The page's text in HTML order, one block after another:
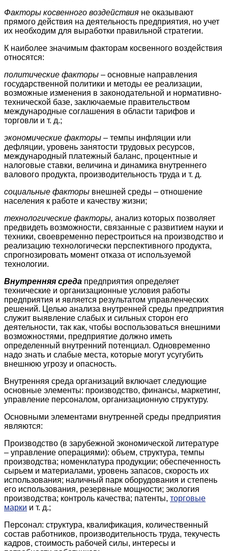
Факторы косвенного воздействия не оказывают
прямого действия на деятельность предприятия, но учет
их необходим для выработки правильной стратегии.
К наиболее значимым факторам косвенного воздействия
относятся:
политические факторы – основные направления
государственной политики и методы ее реализации,
возможные изменения в законодательной и нормативно-
технической базе, заключаемые правительством
международные соглашения в области тарифов и
торговли и т. д.;
экономические факторы – темпы инфляции или
дефляции, уровень занятости трудовых ресурсов,
международный платежный баланс, процентные и
налоговые ставки, величина и динамика внутреннего
валового продукта, производительность труда и т. д.
социальные факторы внешней среды – отношение
населения к работе и качеству жизни;
технологические факторы, анализ которых позволяет
предвидеть возможности, связанные с развитием науки и
техники, своевременно перестроиться на производство и
реализацию технологически перспективного продукта,
спрогнозировать момент отказа от используемой
технологии.
Внутренняя среда предприятия определяет
технические и организационные условия работы
предприятия и является результатом управленческих
решений. Целью анализа внутренней среды предприятия
служит выявление слабых и сильных сторон его
деятельности, так как, чтобы воспользоваться внешними
возможностями, предприятие должно иметь
определенный внутренний потенциал. Одновременно
надо знать и слабые места, которые могут усугубить
внешнюю угрозу и опасность.
Внутренняя среда организаций включает следующие
основные элементы: производство, финансы, маркетинг,
управление персоналом, организационную структуру.
Основными элементами внутренней среды предприятия
являются:
Производство (в зарубежной экономической литературе
– управление операциями): объем, структура, темпы
производства; номенклатура продукции; обеспеченность
сырьем и материалами, уровень запасов, скорость их
использования; наличный парк оборудования и степень
его использования, резервные мощности; экология
производства; контроль качества; патенты, торговые
марки и т. д.;
Персонал: структура, квалификация, количественный
состав работников, производительность труда, текучесть
кадров, стоимость рабочей силы, интересы и